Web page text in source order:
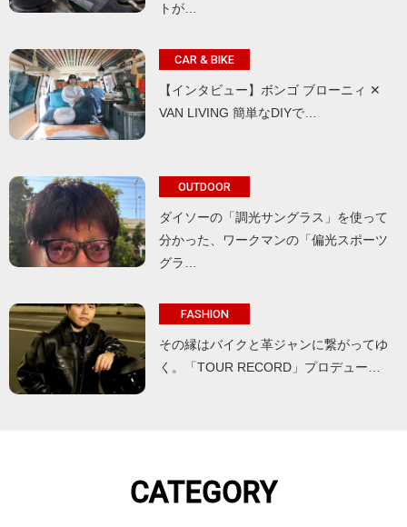
トが…
CAR & BIKE
【インタビュー】ボンゴ ブローニィ ✕
VAN LIVING 簡単なDIYで…
OUTDOOR
ダイソーの「調光サングラス」を使って
分かった、ワークマンの「偏光スポーツ
グラ…
FASHION
その縁はバイクと革ジャンに繋がってゆ
く。「TOUR RECORD」プロデュー…
CATEGORY